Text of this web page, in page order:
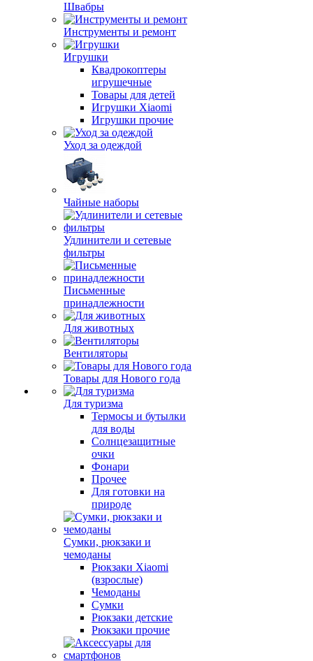
Швабры
Инструменты и ремонт
Игрушки
Квадрокоптеры
игрушечные
Товары для детей
Игрушки Xiaomi
Игрушки прочие
Уход за одеждой
Чайные наборы
Удлинители и сетевые
фильтры
Письменные
принадлежности
Для животных
Вентиляторы
Товары для Нового года
Для туризма
Термосы и бутылки
для воды
Солнцезащитные
очки
Фонари
Прочее
Для готовки на
природе
Сумки, рюкзаки и
чемоданы
Рюкзаки Xiaomi
(взрослые)
Чемоданы
Сумки
Рюкзаки детские
Рюкзаки прочие